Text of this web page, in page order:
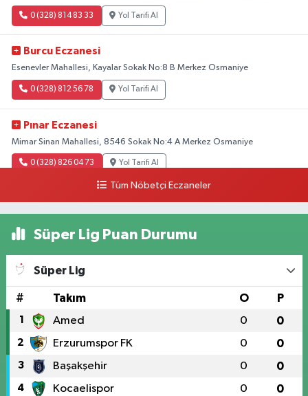
0 (328) 814 83 33 Yol Tarifi Al
Burcu Eczanesi
Esenevler Mahallesi, Kayalar Sokak No:8 B Merkez Osmaniye
0 (328) 812 56 78 Yol Tarifi Al
Pınar Eczanesi
Mimar Sinan Mahallesi, 8546 Sokak No:4 A Merkez Osmaniye
0 (328) 826 04 73 Yol Tarifi Al
Tüm Nöbetçi Eczaneler
Süper Lig Puan Durumu
Süper Lig
# Takım O P
1 Amed 0 0
2 Erzurumspor FK 0 0
3 Başakşehir 0 0
4 Kocaelispor 0 0